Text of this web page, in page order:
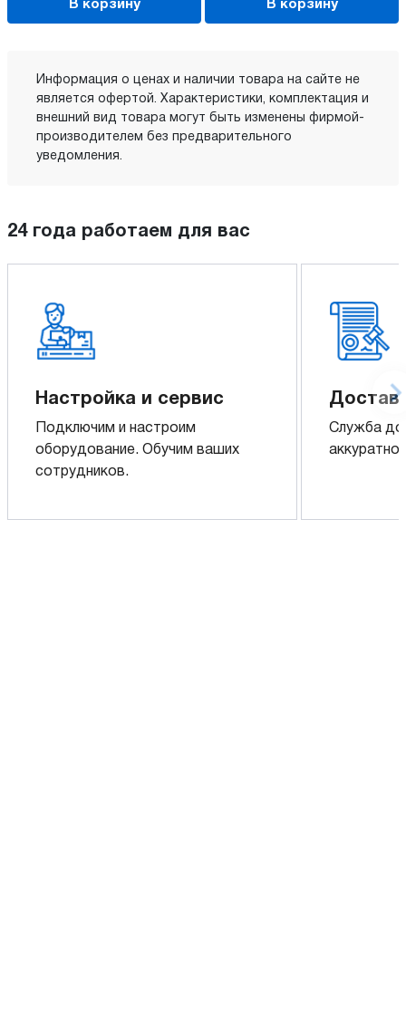
В корзину В корзину
Информация о ценах и наличии товара на сайте не
является офертой. Характеристики, комплектация и
внешний вид товара могут быть изменены фирмой-
производителем без предварительного
уведомления.
24 года работаем для вас
Настройка и сервис
Подключим и настроим
оборудование. Обучим ваших
сотрудников.
Служба
аккуратно